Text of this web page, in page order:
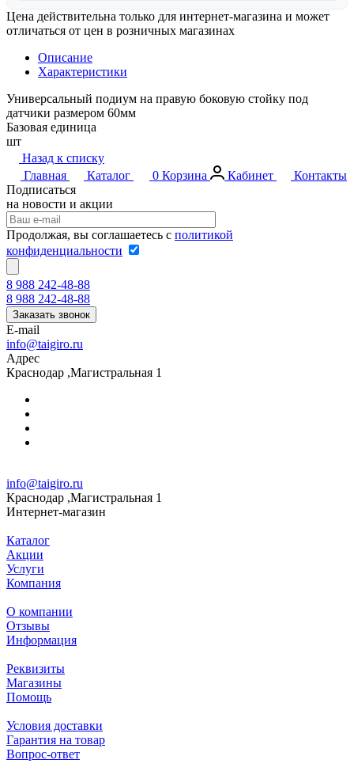
Цена действительна только для интернет-магазина и может
отличаться от цен в розничных магазинах
Описание
Характеристики
Универсальный подиум на правую боковую стойку под
датчики размером 60мм
Базовая единица
шт
Назад к списку
Главная
Каталог 0 Корзина Кабинет
Контакты
Подписаться
на новости и акции
Продолжая, вы соглашаетесь с политикой
конфиденциальности
8 988 242-48-88
8 988 242-48-88
Заказать звонок
E-mail
info@taigiro.ru
Адрес
Краснодар ,Магистральная 1
info@taigiro.ru
Краснодар ,Магистральная 1
Интернет-магазин
Каталог
Акции
Услуги
Компания
О компании
Отзывы
Информация
Реквизиты
Магазины
Помощь
Условия доставки
Гарантия на товар
Вопрос-ответ